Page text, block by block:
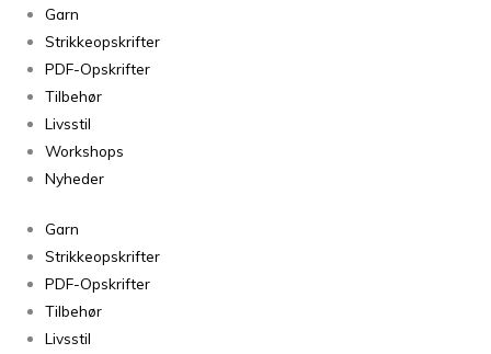
Garn
Strikkeopskrifter
PDF-Opskrifter
Tilbehør
Livsstil
Workshops
Nyheder
Garn
Strikkeopskrifter
PDF-Opskrifter
Tilbehør
Livsstil
Laine
Magazine
Issue
antal